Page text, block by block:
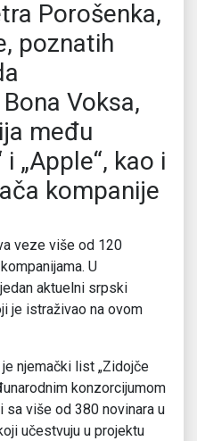
Porošenka,
poznatih
Voksa,
među
i „Apple“, kao i
kompanije
veze više od 120
U
aktuelni srpski
je istraživao na ovom
njemački list „Zidojče
konzorcijumom
sa više od 380 novinara u
učestvuju u projektu